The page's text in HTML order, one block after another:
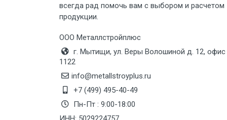
Груз до 6 м, вес до 10 тн
Груз до 12 м, вес до 20 тн
Манипулятор до 6 м, вес до 5 тн
всегда рад помочь вам с выбором и расчетом
продукции.
ООО Металлстройплюс
г. Мытищи, ул. Веры Волошиной д. 12, офис
1122
info@metallstroyplus.ru
+7 (499) 495-40-49
Пн-Пт : 9:00-18:00